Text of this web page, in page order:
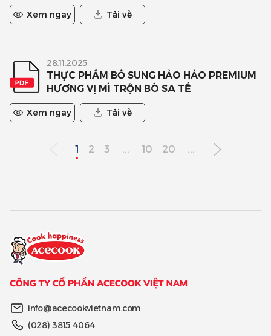
Xem ngay Tải về
28.11.2025
THỰC PHẨM BỔ SUNG HẢO HẢO PREMIUM
HƯƠNG VỊ MÌ TRỘN BÒ SA TẾ
Xem ngay Tải về
1 2 3 ... 10 20 ...
info@acecookvietnam.com
(028) 3815 4064